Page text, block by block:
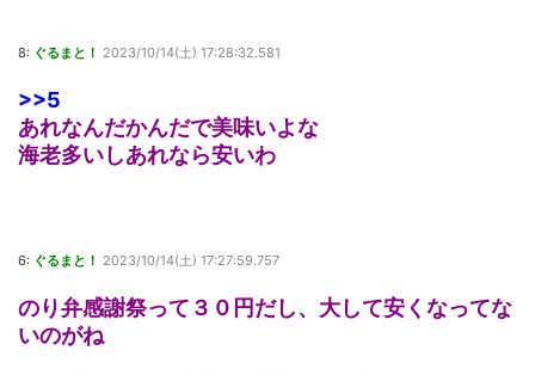
8: ぐるまと！ 2023/10/14(土) 17:28:32.581
>>5
あれなんだかんだで美味いよな
海老多いしあれなら安いわ
6: ぐるまと！ 2023/10/14(土) 17:27:59.757
のり弁感謝祭って３０円だし、大して安くなってな
いのがね